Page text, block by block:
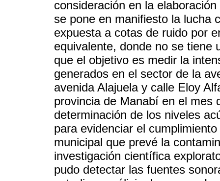
consideración en la
se pone en manifiesto la lucha
expuesta a cotas de ruido por
equivalente, donde no se tiene
que el objetivo es medir la
generados en el sector de la
avenida Alajuela y calle Eloy
provincia de Manabí en el mes
determinación de los niveles
para evidenciar el
municipal que prevé la
investigación científica
pudo detectar las fuentes